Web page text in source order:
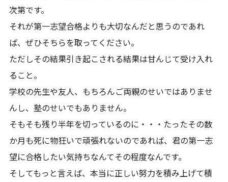
次第です。
それが第一志望合格よりも大切なんだと思うのであれ
ば、ぜひそちらを取ってください。
ただしその結果引き起こされる結果は甘んじて受け入れ
ること。
学校の先生や友人、もちろんご両親のせいではありませ
んし、塾のせいでもありません。
そもそも残り半年を切っているのに・・・たったその数
か月も死に物狂いで頑張れないのであれば、君の第一志
望に合格したい気持ちなんてその程度なんです。
そしてもっと言えば、本当に正しい努力を積み上げて積